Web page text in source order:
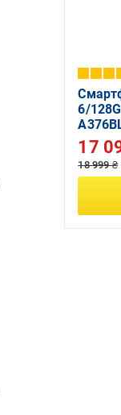
6/
18 999 ₴
17